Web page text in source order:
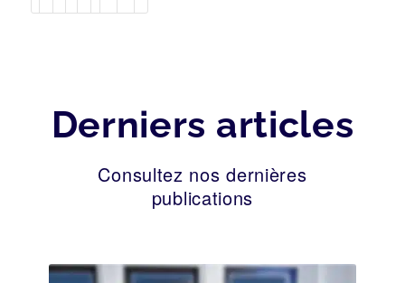
Derniers articles
Consultez nos dernières
publications